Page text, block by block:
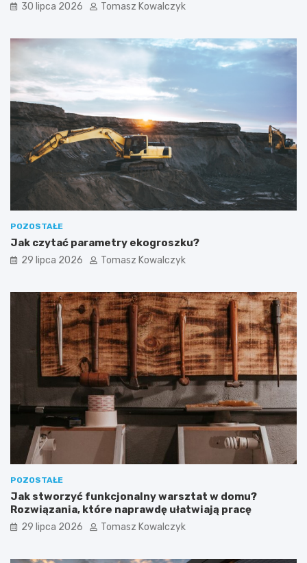
30 lipca 2026 Tomasz Kowalczyk
POZOSTAŁE
Jak czytać parametry ekogroszku?
29 lipca 2026 Tomasz Kowalczyk
POZOSTAŁE
Jak stworzyć funkcjonalny warsztat w domu?
Rozwiązania, które naprawdę ułatwiają pracę
29 lipca 2026 Tomasz Kowalczyk